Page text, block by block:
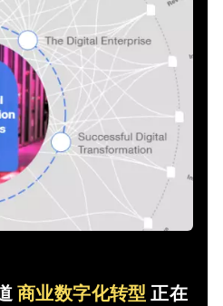
商业数字化转型 正在